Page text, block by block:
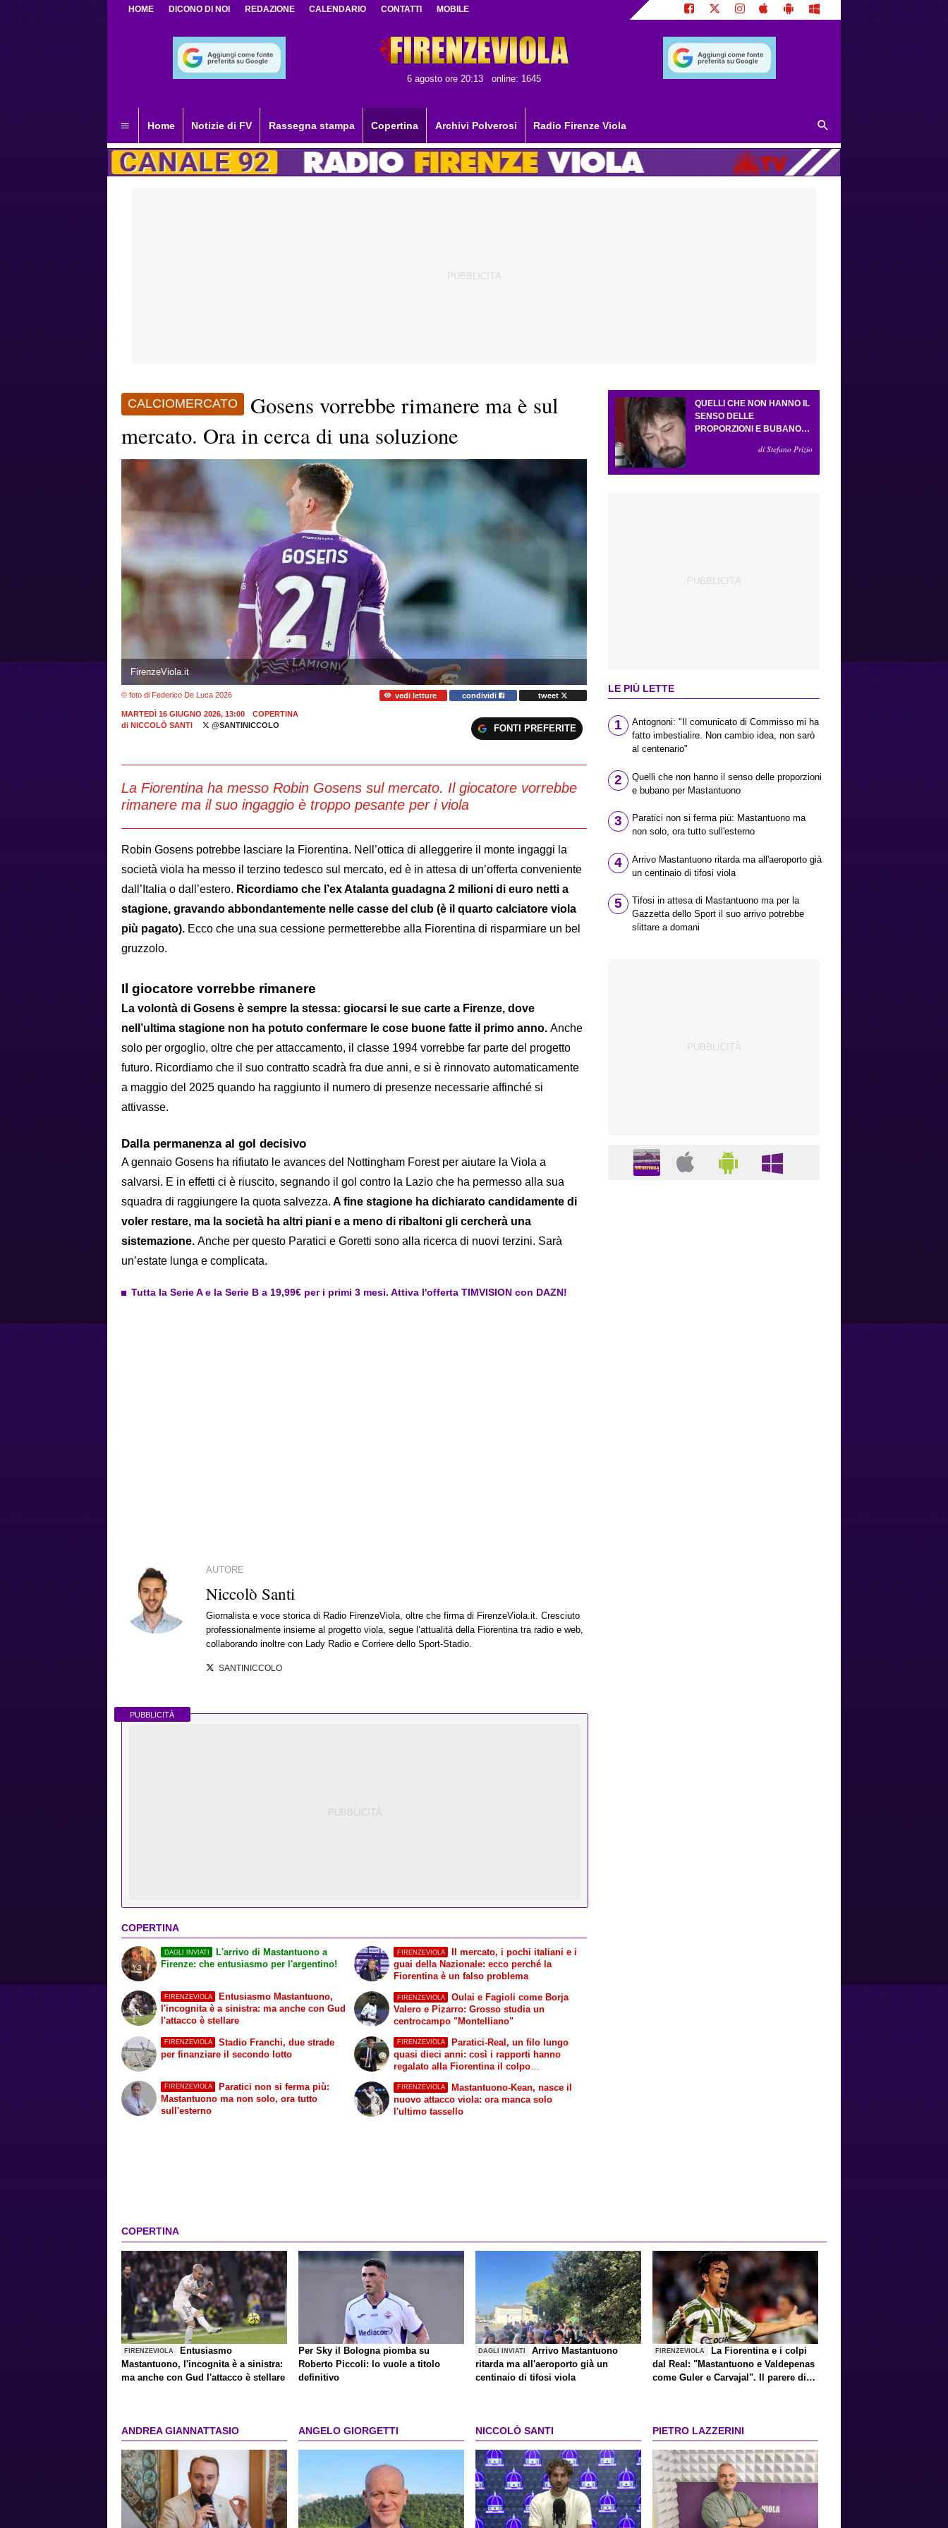
HOME DICONO DI NOI REDAZIONE CALENDARIO CONTATTI MOBILE
6 agosto ore 20:13 online: 1645
Home Notizie di FV Rassegna stampa Copertina Archivi Polverosi Radio Firenze Viola
CALCIOMERCATO
Gosens vorrebbe rimanere ma è sul
mercato. Ora in cerca di una soluzione
FirenzeViola.it
© foto di Federico De Luca 2026 vedi letture condividi tweet
MARTEDÌ 16 GIUGNO 2026, 13:00
COPERTINA
di NICCOLÒ SANTI @SANTINICCOLO FONTI PREFERITE
La Fiorentina ha messo Robin Gosens sul mercato. Il giocatore vorrebbe
rimanere ma il suo ingaggio è troppo pesante per i viola
Robin Gosens potrebbe lasciare la Fiorentina. Nell’ottica di alleggerire il monte ingaggi la
società viola ha messo il terzino tedesco sul mercato, ed è in attesa di un’offerta conveniente
dall’Italia o dall’estero. Ricordiamo che l’ex Atalanta guadagna 2 milioni di euro netti a
stagione, gravando abbondantemente nelle casse del club (è il quarto calciatore viola
più pagato). Ecco che una sua cessione permetterebbe alla Fiorentina di risparmiare un bel
gruzzolo.
Il giocatore vorrebbe rimanere
La volontà di Gosens è sempre la stessa: giocarsi le sue carte a Firenze, dove
nell’ultima stagione non ha potuto confermare le cose buone fatte il primo anno. Anche
solo per orgoglio, oltre che per attaccamento, il classe 1994 vorrebbe far parte del progetto
futuro. Ricordiamo che il suo contratto scadrà fra due anni, e si è rinnovato automaticamente
a maggio del 2025 quando ha raggiunto il numero di presenze necessarie affinché si
attivasse.
Dalla permanenza al gol decisivo
A gennaio Gosens ha rifiutato le avances del Nottingham Forest per aiutare la Viola a
salvarsi. E in effetti ci è riuscito, segnando il gol contro la Lazio che ha permesso alla sua
squadra di raggiungere la quota salvezza. A fine stagione ha dichiarato candidamente di
voler restare, ma la società ha altri piani e a meno di ribaltoni gli cercherà una
sistemazione. Anche per questo Paratici e Goretti sono alla ricerca di nuovi terzini. Sarà
un’estate lunga e complicata.
Tutta la Serie A e la Serie B a 19,99€ per i primi 3 mesi. Attiva l'offerta TIMVISION con DAZN!
AUTORE
Niccolò Santi
Giornalista e voce storica di Radio FirenzeViola, oltre che firma di FirenzeViola.it. Cresciuto
professionalmente insieme al progetto viola, segue l’attualità della Fiorentina tra radio e web,
collaborando inoltre con Lady Radio e Corriere dello Sport-Stadio.
SANTINICCOLO
PUBBLICITÀ
COPERTINA
DAGLI INVIATI
L'arrivo di Mastantuono a
Firenze: che entusiasmo per l'argentino!
FIRENZEVIOLA
Entusiasmo Mastantuono,
l'incognita è a sinistra: ma anche con Gud
l'attacco è stellare
FIRENZEVIOLA
Il mercato, i pochi italiani e i
guai della Nazionale: ecco perché la
Fiorentina è un falso problema
FIRENZEVIOLA
Oulai e Fagioli come Borja
Valero e Pizarro: Grosso studia un
centrocampo "Montelliano"
FIRENZEVIOLA
Stadio Franchi, due strade
per finanziare il secondo lotto
FIRENZEVIOLA
Paratici non si ferma più:
Mastantuono ma non solo, ora tutto
sull'esterno
FIRENZEVIOLA
Paratici-Real, un filo lungo
quasi dieci anni: così i rapporti hanno
regalato alla Fiorentina il colpo
FIRENZEVIOLA
Mastantuono-Kean, nasce il
nuovo attacco viola: ora manca solo
l'ultimo tassello
QUELLI CHE NON HANNO IL
SENSO DELLE
PROPORZIONI E BUBANO
di Stefano Prizio
LE PIÙ LETTE
1
Antognoni: "Il comunicato di Commisso mi ha
fatto imbestialire. Non cambio idea, non sarò
al centenario"
2
Quelli che non hanno il senso delle proporzioni
e bubano per Mastantuono
3
Paratici non si ferma più: Mastantuono ma
non solo, ora tutto sull'esterno
4
Arrivo Mastantuono ritarda ma all'aeroporto già
un centinaio di tifosi viola
5
Tifosi in attesa di Mastantuono ma per la
Gazzetta dello Sport il suo arrivo potrebbe
slittare a domani
COPERTINA
FIRENZEVIOLA
Entusiasmo
Mastantuono, l'incognita è a sinistra:
ma anche con Gud l'attacco è stellare
Per Sky il Bologna piomba su
Roberto Piccoli: lo vuole a titolo
definitivo
DAGLI INVIATI
Arrivo Mastantuono
ritarda ma all'aeroporto già un
centinaio di tifosi viola
FIRENZEVIOLA
La Fiorentina e i colpi
dal Real: "Mastantuono e Valdepenas
come Guler e Carvajal". Il parere di
ANDREA GIANNATTASIO ANGELO GIORGETTI NICCOLÒ SANTI PIETRO LAZZERINI